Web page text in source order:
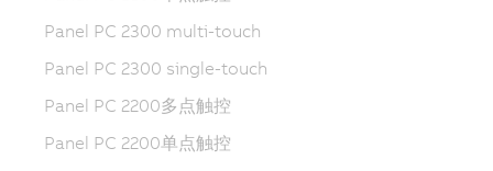
Panel PC 2300 multi-touch
Panel PC 2300 single-touch
Panel PC 2200多点触控
Panel PC 2200单点触控